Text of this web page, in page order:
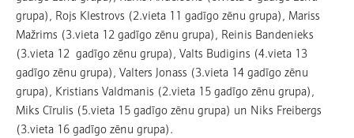
grupa), Rojs Klestrovs (2.vieta 11 gadīgo zēnu grupa), Mariss
Mažrims (3.vieta 12 gadīgo zēnu grupa), Reinis Bandenieks
(3.vieta 12 gadīgo zēnu grupa), Valts Budigins (4.vieta 13
gadīgo zēnu grupa), Valters Jonass (3.vieta 14 gadīgo zēnu
grupa), Kristians Valdmanis (2.vieta 15 gadīgo zēnu grupa),
Miks Cīrulis (5.vieta 15 gadīgo zēnu grupa) un Niks Freibergs
(3.vieta 16 gadīgo zēnu grupa).